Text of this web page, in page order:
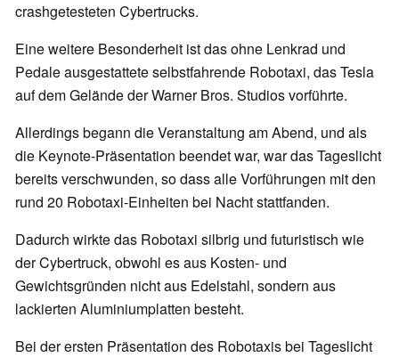
crashgetesteten Cybertrucks.
Eine weitere Besonderheit ist das ohne Lenkrad und
Pedale ausgestattete selbstfahrende Robotaxi, das Tesla
auf dem Gelände der Warner Bros. Studios vorführte.
Allerdings begann die Veranstaltung am Abend, und als
die Keynote-Präsentation beendet war, war das Tageslicht
bereits verschwunden, so dass alle Vorführungen mit den
rund 20 Robotaxi-Einheiten bei Nacht stattfanden.
Dadurch wirkte das Robotaxi silbrig und futuristisch wie
der Cybertruck, obwohl es aus Kosten- und
Gewichtsgründen nicht aus Edelstahl, sondern aus
lackierten Aluminiumplatten besteht.
Bei der ersten Präsentation des Robotaxis bei Tageslicht